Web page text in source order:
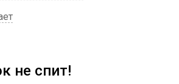
не спит!